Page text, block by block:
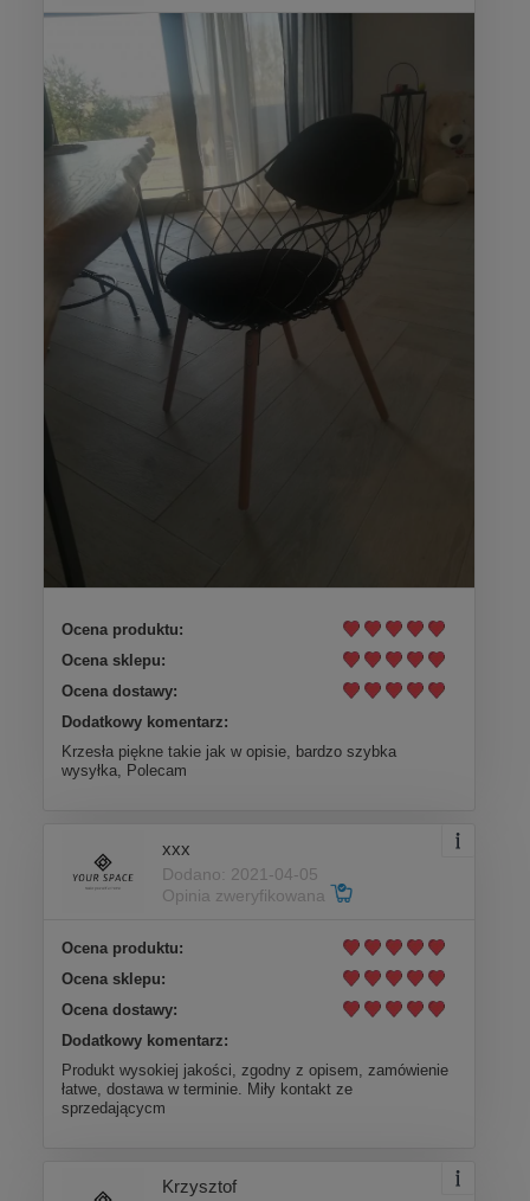
Ocena produktu:
Ocena sklepu:
Ocena dostawy:
Dodatkowy komentarz:
Krzesła piękne takie jak w opisie, bardzo szybka
wysyłka, Polecam
xxx
Dodano: 2021-04-05
Opinia zweryfikowana
Ocena produktu:
Ocena sklepu:
Ocena dostawy:
Dodatkowy komentarz:
Produkt wysokiej jakości, zgodny z opisem, zamówienie
łatwe, dostawa w terminie. Miły kontakt ze
sprzedającycm
Krzysztof